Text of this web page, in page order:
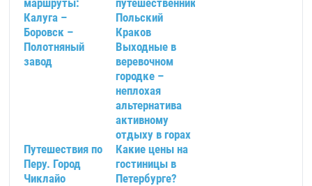
маршруты:
Калуга –
Боровск –
Полотняный
завод
путешественнику.
Польский
Краков
Выходные в
веревочном
городке –
неплохая
альтернатива
активному
отдыху в горах
Путешествия по
Перу. Город
Чиклайо
Какие цены на
гостиницы в
Петербурге?